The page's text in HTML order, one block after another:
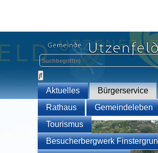
Aktuelles
Bürgerservice
Rathaus
Gemeindeleben
Tourismus
Besucherbergwerk